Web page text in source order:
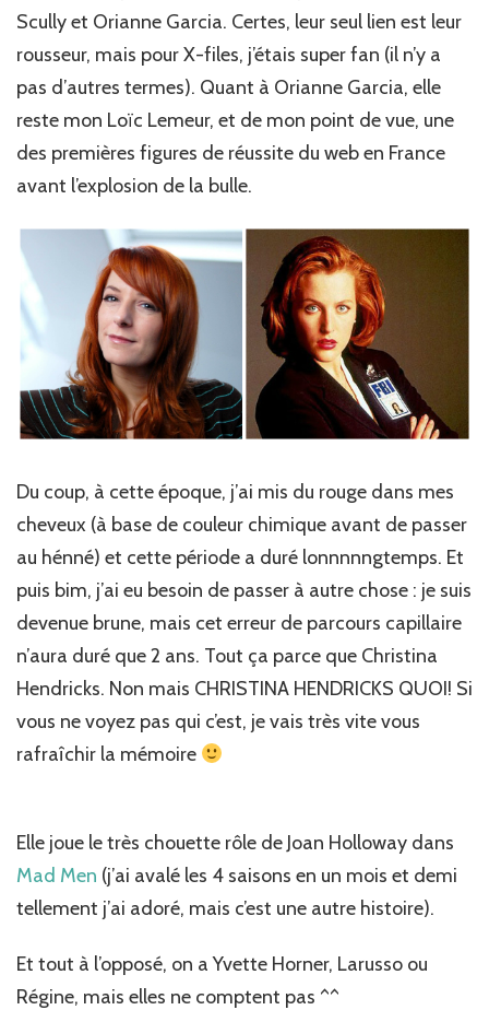
Scully et Orianne Garcia. Certes, leur seul lien est leur
rousseur, mais pour X-files, j’étais super fan (il n’y a
pas d’autres termes). Quant à Orianne Garcia, elle
reste mon Loïc Lemeur, et de mon point de vue, une
des premières figures de réussite du web en France
avant l’explosion de la bulle.
Du coup, à cette époque, j’ai mis du rouge dans mes
cheveux (à base de couleur chimique avant de passer
au hénné) et cette période a duré lonnnnngtemps. Et
puis bim, j’ai eu besoin de passer à autre chose : je suis
devenue brune, mais cet erreur de parcours capillaire
n’aura duré que 2 ans. Tout ça parce que Christina
Hendricks. Non mais CHRISTINA HENDRICKS QUOI! Si
vous ne voyez pas qui c’est, je vais très vite vous
rafraîchir la mémoire
Elle joue le très chouette rôle de Joan Holloway dans
Mad Men (j’ai avalé les 4 saisons en un mois et demi
tellement j’ai adoré, mais c’est une autre histoire).
Et tout à l’opposé, on a Yvette Horner, Larusso ou
Régine, mais elles ne comptent pas ^^